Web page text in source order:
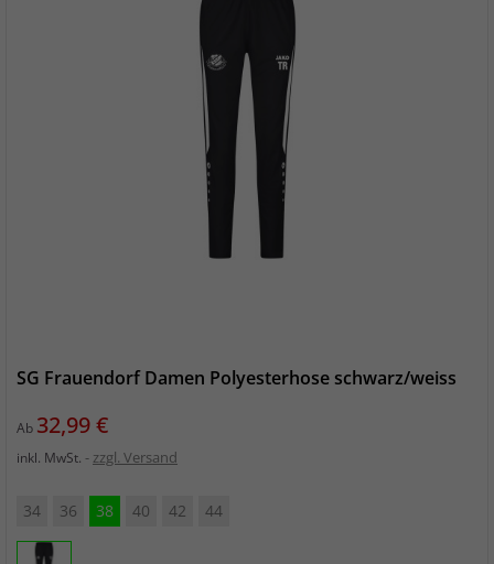
SG Frauendorf Damen Polyesterhose schwarz/weiss
Ab Preis
32,99 €
inkl. MwSt. zzgl. Versand
34 36 38 40 42 44